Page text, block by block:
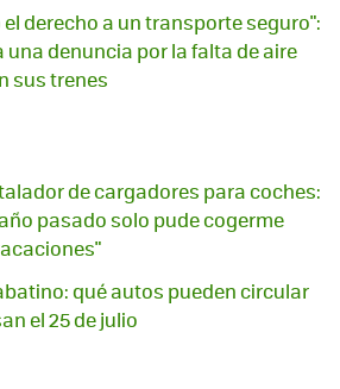
derecho a un transporte seguro":
una denuncia por la falta de aire
sus trenes
de cargadores para coches:
pasado solo pude cogerme
qué autos pueden circular
el 25 de julio